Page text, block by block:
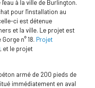
à la ville de Burlington.
pour l'installation au
ci est détenue
et la ville. Le projet est
n° 18. Projet
, et le projet
armé de 200 pieds de
immédiatement en aval